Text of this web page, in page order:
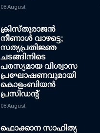
08 August
ക്രിസ്തുരാജൻ
നീണാൾ വാഴട്ടെ;
സത്യപ്രതിജ്ഞ
ചടങ്ങിനിടെ
പരസ്യമായ വിശ്വാസ
പ്രഘോഷണവുമായി
കൊളംബിയൻ
പ്രസിഡന്റ്
08 August
ഫൊക്കാന സാഹിത്യ